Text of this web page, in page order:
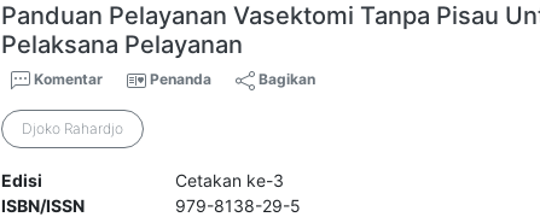
Panduan Pelayanan Vasektomi Tanpa Pisau
Pelaksana Pelayanan
Komentar Penanda Bagikan
Djoko Rahardjo
Edisi
Cetakan ke-3
ISBN/ISSN
979-8138-29-5